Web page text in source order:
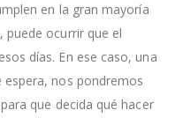
en la gran mayoría
puede ocurrir que el
días. En ese caso, una
nos pondremos
que decida qué hacer